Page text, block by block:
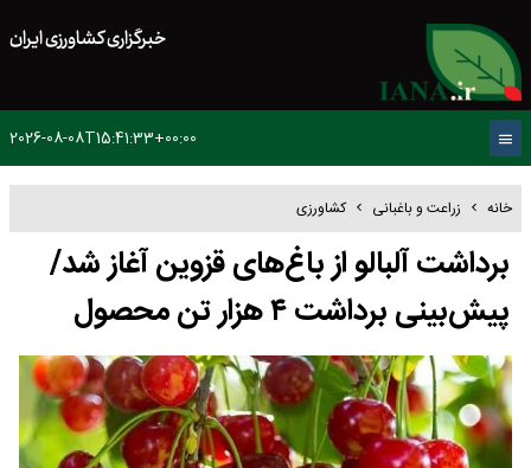
خبرگزاری کشاورزی ایران
2026-08-08T15:41:33+00:00
خانه زراعت و باغبانی کشاورزی
برداشت آلبالو از باغ‌های قزوین آغاز شد/
پیش‌بینی برداشت ۴ هزار تن محصول